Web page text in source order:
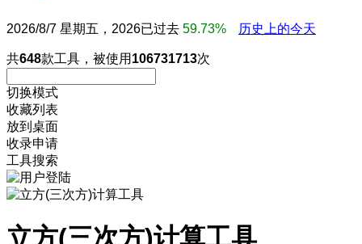
2026/8/7 星期五，2026已过去 59.73% 历史上的今天
共648款工具，被使用 106731713次
切换模式
收藏列表
放到桌面
收录申请
工具搜索
立方(三次方)计算工具